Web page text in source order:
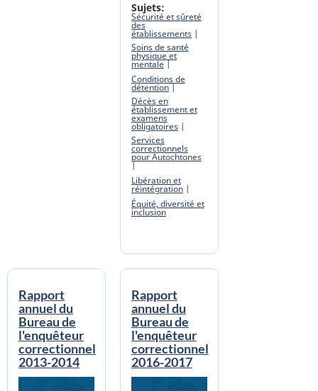
Sujets
Sécurité et sûreté
des
établissements
Soins de santé
physique et
mentale
Conditions de
détention
Décès en
établissement et
examens
obligatoires
Services
correctionnels
pour Autochtones
Libération et
réintégration
Équité, diversité et
inclusion
Rapport
annuel du
Bureau de
l'enquêteur
correctionnel
2013-2014
Banner Image
Rapport
annuel du
Bureau de
l'enquêteur
correctionnel
2016-2017
Banner Image